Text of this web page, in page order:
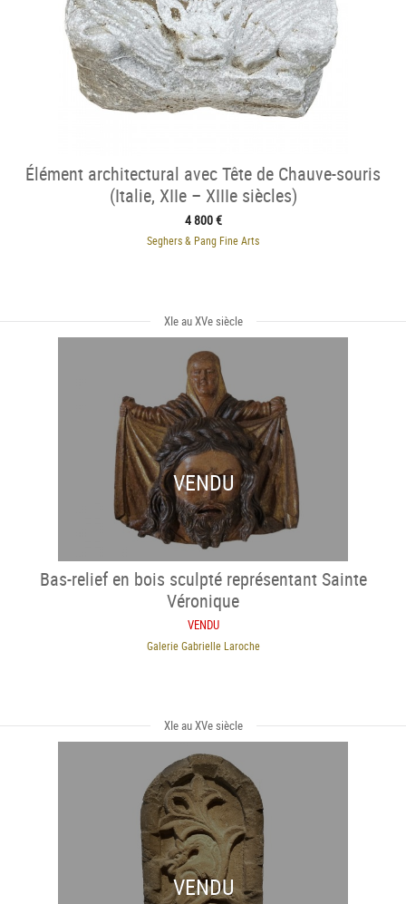
Élément architectural avec Tête de Chauve-souris
(Italie, XIIe – XIIIe siècles)
4 800 €
Seghers & Pang Fine Arts
XIe au XVe siècle
VENDU
Bas-relief en bois sculpté représentant Sainte
Véronique
VENDU
Galerie Gabrielle Laroche
XIe au XVe siècle
VENDU